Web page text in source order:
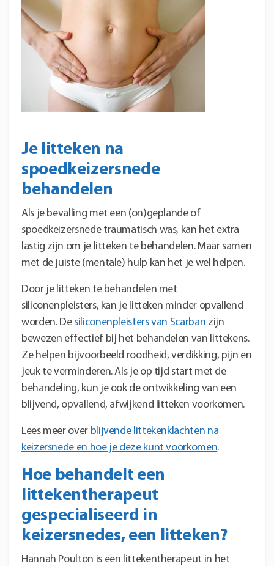
Je litteken na
spoedkeizersnede
behandelen
Als je bevalling met een (on)geplande of
spoedkeizersnede traumatisch was, kan het extra
lastig zijn om je litteken te behandelen. Maar samen
met de juiste (mentale) hulp kan het je wel helpen.
Door je litteken te behandelen met
siliconenpleisters, kan je litteken minder opvallend
worden. De siliconenpleisters van Scarban zijn
bewezen effectief bij het behandelen van littekens.
Ze helpen bijvoorbeeld roodheid, verdikking, pijn en
jeuk te verminderen. Als je op tijd start met de
behandeling, kun je ook de ontwikkeling van een
blijvend, opvallend, afwijkend litteken voorkomen.
Lees meer over blijvende littekenklachten na
keizersnede en hoe je deze kunt voorkomen.
Hoe behandelt een
littekentherapeut
gespecialiseerd in
keizersnedes, een litteken?
Hannah Poulton is een littekentherapeut in het